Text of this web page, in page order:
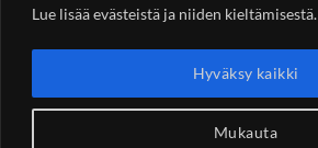
Lue lisää evästeistä ja niiden kieltämisestä.
Mukauta
Hyväksy kaikki
YHTEYSTIEDOT
Helsingin Rakennuskonevuokraus Oy
00890 Helsinki 0400 99 53 63